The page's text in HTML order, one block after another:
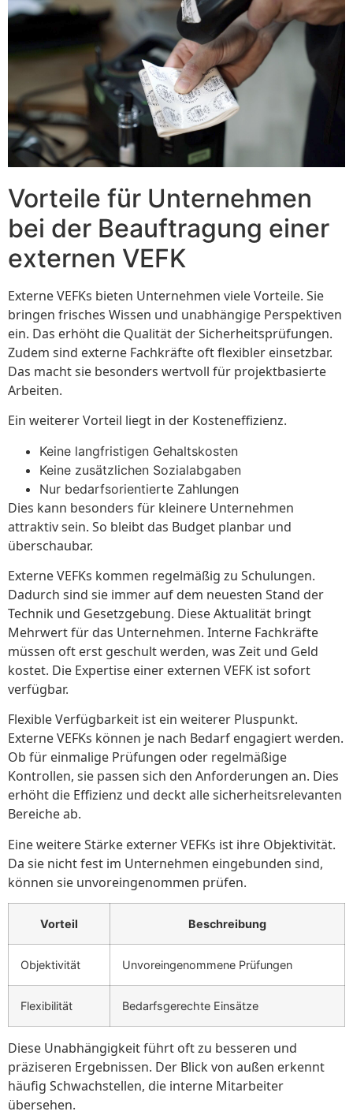
Vorteile für Unternehmen
bei der Beauftragung einer
externen VEFK
Externe VEFKs bieten Unternehmen viele Vorteile. Sie
bringen frisches Wissen und unabhängige Perspektiven
ein. Das erhöht die Qualität der Sicherheitsprüfungen.
Zudem sind externe Fachkräfte oft flexibler einsetzbar.
Das macht sie besonders wertvoll für projektbasierte
Arbeiten.
Ein weiterer Vorteil liegt in der Kosteneffizienz.
Keine langfristigen Gehaltskosten
Keine zusätzlichen Sozialabgaben
Nur bedarfsorientierte Zahlungen
Dies kann besonders für kleinere Unternehmen
attraktiv sein. So bleibt das Budget planbar und
überschaubar.
Externe VEFKs kommen regelmäßig zu Schulungen.
Dadurch sind sie immer auf dem neuesten Stand der
Technik und Gesetzgebung. Diese Aktualität bringt
Mehrwert für das Unternehmen. Interne Fachkräfte
müssen oft erst geschult werden, was Zeit und Geld
kostet. Die Expertise einer externen VEFK ist sofort
verfügbar.
Flexible Verfügbarkeit ist ein weiterer Pluspunkt.
Externe VEFKs können je nach Bedarf engagiert werden.
Ob für einmalige Prüfungen oder regelmäßige
Kontrollen, sie passen sich den Anforderungen an. Dies
erhöht die Effizienz und deckt alle sicherheitsrelevanten
Bereiche ab.
Eine weitere Stärke externer VEFKs ist ihre Objektivität.
Da sie nicht fest im Unternehmen eingebunden sind,
können sie unvoreingenommen prüfen.
Vorteil Beschreibung
Objektivität Unvoreingenommene Prüfungen
Flexibilität Bedarfsgerechte Einsätze
Diese Unabhängigkeit führt oft zu besseren und
präziseren Ergebnissen. Der Blick von außen erkennt
häufig Schwachstellen, die interne Mitarbeiter
übersehen.